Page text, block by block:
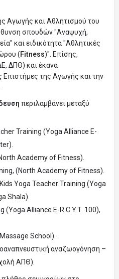
Αγωγής και Αθλητισμού του
σπουδών "Αναψυχή,
και ειδικότητα "Αθλητικές
(Fitness)". Eπίσης,
ΔΠΘ) και έκανα
Επιστήμες της Αγωγής και την
περιλαμβάνει μεταξύ
Training (Yoga Alliance E-
Academy of Fitness).
(North Academy of Fitness).
Yoga Teacher Training (Yoga
Shala).
(Yoga Alliance E-R.C.Y.T. 100),
School).
αναζωογόνηση –
ΑΠΘ).